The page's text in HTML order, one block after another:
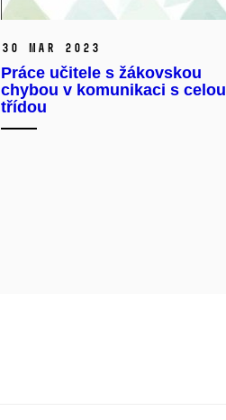
30 Mar 2023
Práce učitele s žákovskou
chybou v komunikaci s celou
třídou